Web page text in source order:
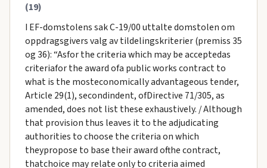
(19)
I EF-domstolens sak C-19/00 uttalte domstolen om
oppdragsgivers valg av tildelingskriterier (premiss 35
og 36): “Asfor the criteria which may be acceptedas
criteriafor the award ofa public works contract to
what is the mosteconomically advantageous tender,
Article 29(1), secondindent, ofDirective 71/305, as
amended, does not list these exhaustively. / Although
that provision thus leaves it to the adjudicating
authorities to choose the criteria on which
theypropose to base their award ofthe contract,
thatchoice may relate only to criteria aimed